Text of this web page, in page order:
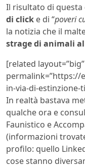
Il risultato di questa
di click e di “poveri
la notizia che il
strage di animali
[related layout=”big”
permalink=”https://
in-via-di-
In realtà bastava
qualche ora e
Faunistico e
(informazioni
profilo: quello
cose stanno